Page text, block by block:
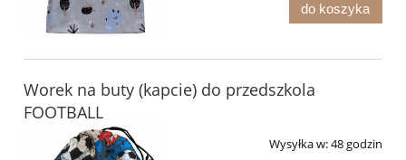
do koszyka
Worek na buty (kapcie) do przedszkola
FOOTBALL
Wysyłka w:48 godzin